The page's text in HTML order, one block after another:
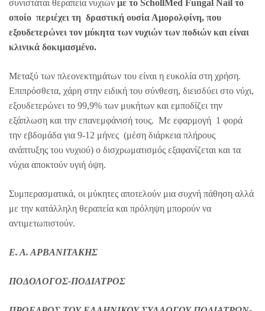
συνιστάται θεραπεία νυχιών με το SchollMed Fungal Nail το
οποίο περιέχει τη δραστική ουσία Αμορολφίνη, που
εξουδετερώνει τον μύκητα των νυχιών των ποδιών και είναι
κλινικά δοκιμασμένο.
Μεταξύ των πλεονεκτημάτων του είναι η ευκολία στη χρήση.
Επιπρόσθετα, χάρη στην ειδική του σύνθεση, διεισδύει στο νύχι,
εξουδετερώνει το 99,9% των μυκήτων και εμποδίζει την
εξάπλωση και την επανεμφάνισή τους. Με εφαρμογή 1 φορά
την εβδομάδα για 9-12 μήνες (μέση διάρκεια πλήρους
ανάπτυξης του νυχιού) ο δισχρωματισμός εξαφανίζεται και τα
νύχια αποκτούν υγιή όψη.
Συμπερασματικά, οι μύκητες αποτελούν μια συχνή πάθηση αλλά
με την κατάλληλη θεραπεία και πρόληψη μπορούν να
αντιμετωπιστούν.
Ε. Α. ΑΡΒΑΝΙΤΑΚΗΣ
ΠΟΔΟΛΟΓΟΣ-ΠΟΔΙΑΤΡΟΣ